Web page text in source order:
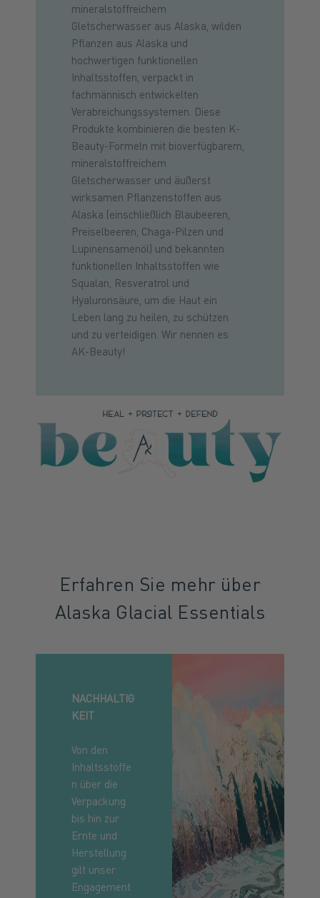
mineralstoffreichem
Gletscherwasser aus Alaska, wilden
Pflanzen aus Alaska und
hochwertigen funktionellen
Inhaltsstoffen, verpackt in
fachmännisch entwickelten
Verabreichungssystemen. Diese
Produkte kombinieren die besten K-
Beauty-Formeln mit bioverfügbarem,
mineralstoffreichem
Gletscherwasser und äußerst
wirksamen Pflanzenstoffen aus
Alaska (einschließlich Blaubeeren,
Preiselbeeren, Chaga-Pilzen und
Lupinensamenöl) und bekannten
funktionellen Inhaltsstoffen wie
Squalan, Resveratrol und
Hyaluronsäure, um die Haut ein
Leben lang zu heilen, zu schützen
und zu verteidigen. Wir nennen es
AK-Beauty!
Erfahren Sie mehr über
Alaska Glacial Essentials
NACHHALTIG
KEIT
Von den
Inhaltsstoffe
n über die
Verpackung
bis hin zur
Ernte und
Herstellung
gilt unser
Engagement